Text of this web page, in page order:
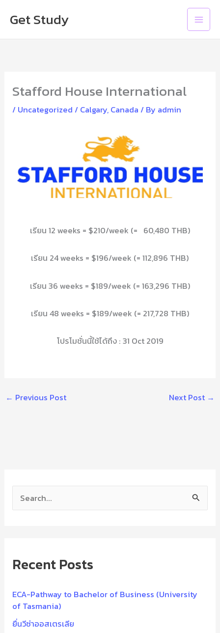
content
Get Study
Main
Stafford House International
/ Uncategorized / Calgary, Canada / By admin
เรียน 12 weeks = $210/week (= 60,480 THB)
เรียน 24 weeks = $196/week (= 112,896 THB)
เรียน 36 weeks = $189/week (= 163,296 THB)
เรียน 48 weeks = $189/week (= 217,728 THB)
โปรโมชั่นนี้ใช้ได้ถึง : 31 Oct 2019
← Previous Post Next Post →
c
f
o
r
Recent Posts
ECA-Pathway to Bachelor of Business (University
of Tasmania)
ยื่นวีซ่าออสเตรเลีย